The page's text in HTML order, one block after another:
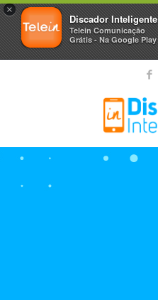
×
Discador Inteligente
Telein Comunicação
Grátis - Na Google Play